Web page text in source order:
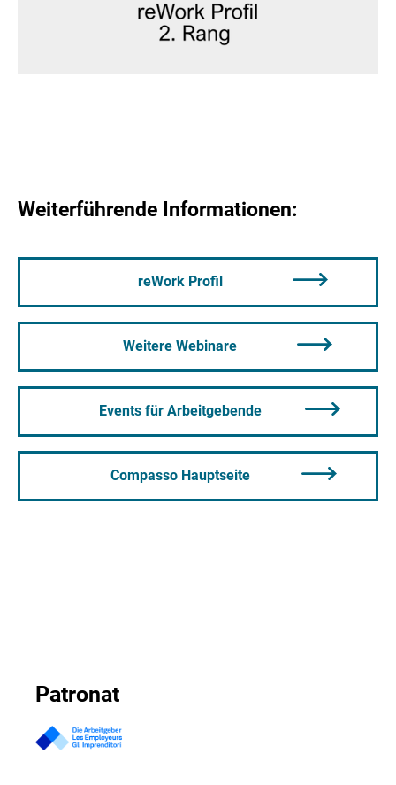
Weiterführende Informationen:
reWork Profil
Weitere Webinare
Events für Arbeitgebende
Compasso Hauptseite
Patronat